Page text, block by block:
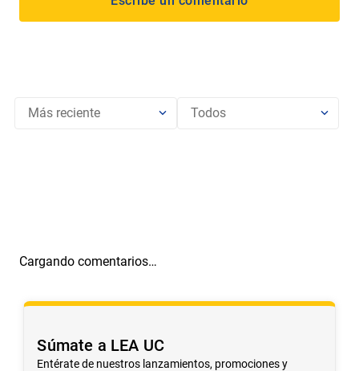
Más reciente Todos
Cargando comentarios…
Súmate a LEA UC
Entérate de nuestros lanzamientos, promociones y